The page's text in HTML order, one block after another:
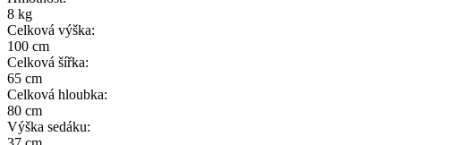
8 kg
Celková výška:
100 cm
Celková šířka:
65 cm
Celková hloubka:
80 cm
Výška sedáku: